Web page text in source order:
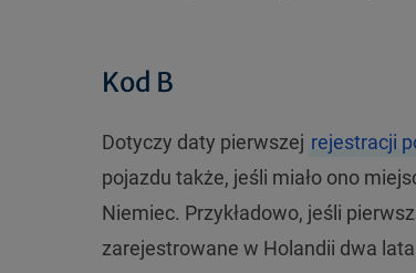
Kod B
Dotyczy daty pierwszej rejestracji
pojazdu także, jeśli miało ono
Niemiec. Przykładowo, jeśli
zarejestrowane w Holandii dwa